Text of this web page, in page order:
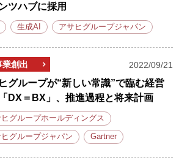
ツハブに採用
生成AI アサヒグループジャパン
業創出 2022/09/21
グループが“新しい常識”で臨む経営
DX＝BX」、推進過程と将来計画
ヒグループホールディングス
ヒグループジャパン Gartner